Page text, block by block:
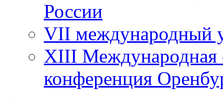
России
VII международный
XIII Международная
конференция